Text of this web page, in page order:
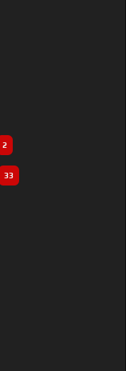
2
33